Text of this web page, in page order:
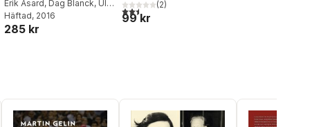
röster:
närvaro och
inflytande i Sverige
Erik Åsard, Dag Blanck, Ulf
Jonas Björk,
Häftad, 2016
285 kr
2,5utav 5 stjärnor. Totalt antal röster:
(2)
99 kr